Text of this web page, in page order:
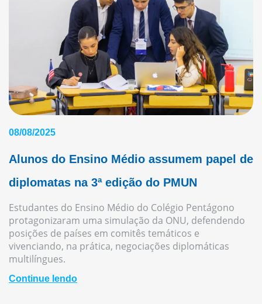
08/08/2025
Alunos do Ensino Médio assumem papel de
diplomatas na 3ª edição do PMUN
Estudantes do Ensino Médio do Colégio Pentágono
protagonizaram uma simulação da ONU, defendendo
posições de países em comitês temáticos e
vivenciando, na prática, negociações diplomáticas
multilíngues.
Continue lendo